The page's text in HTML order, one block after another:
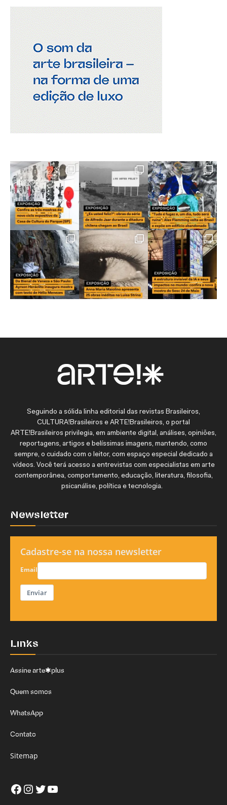
Seguindo a sólida linha editorial das revistas Brasileiros,
CULTURA!Brasileiros e ARTE!Brasileiros, o portal
ARTE!Brasileiros privilegia, em ambiente digital, análises, opiniões,
reportagens, artigos e belíssimas imagens, mantendo, como
sempre, o cuidado com o leitor, com espaço especial dedicado a
vídeos. Você terá acesso a entrevistas com especialistas em arte
contemporânea, comportamento, educação, literatura, filosofia,
psicanálise, política e tecnologia.
Newsletter
Cadastre-se na nossa newsletter
Email
Enviar
Links
Assine arte✱plus
Quem somos
WhatsApp
Contato
Sitemap
Facebook
Instagram
Twitter
Youtube